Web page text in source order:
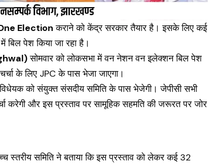
Election कराने को केंद्र सरकार तैयार है। इसके लिए कई
बिल पेश किया जा रहा है।
सोमवार को लोकसभा में वन नेशन वन इलेक्शन बिल पेश
के लिए JPC के पास भेजा जाएगा।
को संयुक्त संसदीय समिति के पास भेजेगी। जेपीसी सभी
करेगी और इस प्रस्ताव पर सामूहिक सहमति की जरूरत पर जोर
स्तरीय समिति ने बताया कि इस प्रस्ताव को लेकर कई 32